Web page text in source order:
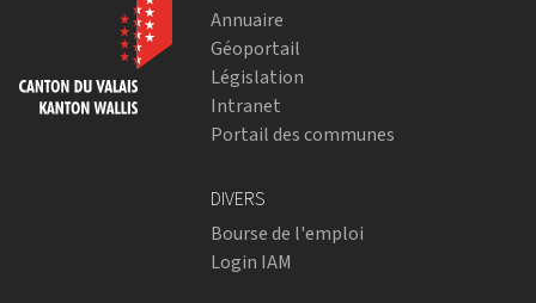
Annuaire
Géoportail
Législation
Intranet
Portail des communes
DIVERS
Bourse de l'emploi
Login IAM